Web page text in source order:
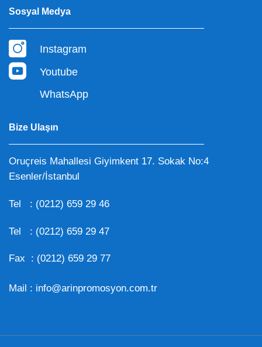
Sosyal Medya
Instagram
Youtube
WhatsApp
Bize Ulaşın
Oruçreis Mahallesi Giyimkent 17. Sokak No:4
Esenler/İstanbul
Tel : (0212) 659 29 46
Tel : (0212) 659 29 47
Fax : (0212) 659 29 77
Mail : info@arinpromosyon.com.tr